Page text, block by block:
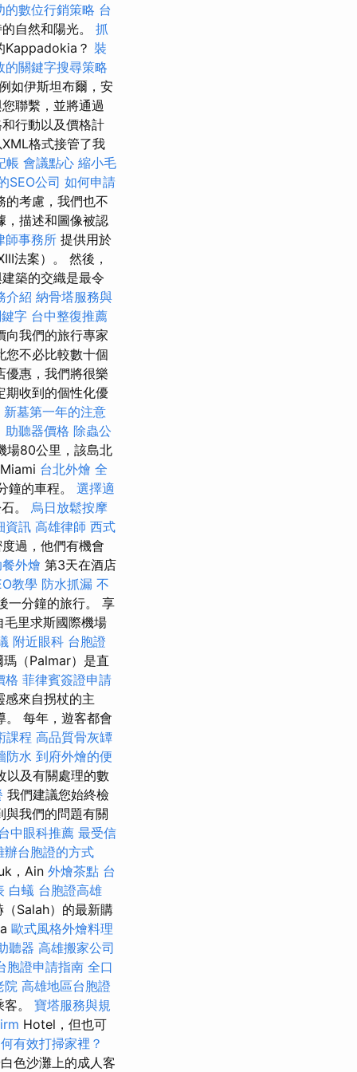
的數位行銷策略 台
自然和陽光。 抓
Kappadokia？ 裝
的關鍵字搜尋策略
如伊斯坦布爾，安
聯繫，並將通過
行動以及價格計
格式接管了我
帳 會議點心 縮小毛
SEO公司 如何申請
的考慮，我們也不
，描述和圖像被認
師事務所 提供用於
法案）。 然後，
築的交織是最令
介紹 納骨塔服務與
字 台中整復推薦
向我們的旅行專家
您不必比較數十個
優惠，我們將很樂
期收到的個性化優
新墓第一年的注意
助聽器價格 除蟲公
場80公里，該島北
Miami 台北外燴 全
鐘的車程。 選擇適
。 烏日放鬆按摩
資訊 高雄律師 西式
過，他們有機會
餐外燴 第3天在酒店
教學 防水抓漏 不
一分鐘的旅行。 享
毛里求斯國際機場
附近眼科 台胞證
（Palmar）是直
格 菲律賓簽證申請
感來自拐杖的主
。 每年，遊客都會
課程 高品質骨灰罈
防水 到府外燴的便
以及有關處理的數
我們建議您始終檢
與我們的問題有關
中眼科推薦 最受信
辦台胞證的方式
，Ain 外燴茶點 台
白蟻 台胞證高雄
（Salah）的最新購
歐式風格外燴料理
聽器 高雄搬家公司
胞證申請指南 全口
院 高雄地區台胞證
。 寶塔服務與規
Hotel，但也可
有效打掃家裡？
色沙灘上的成人客